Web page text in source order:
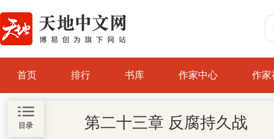
首页 排行 书库 作家中心 作家
目录 第二十三章 反腐持久战